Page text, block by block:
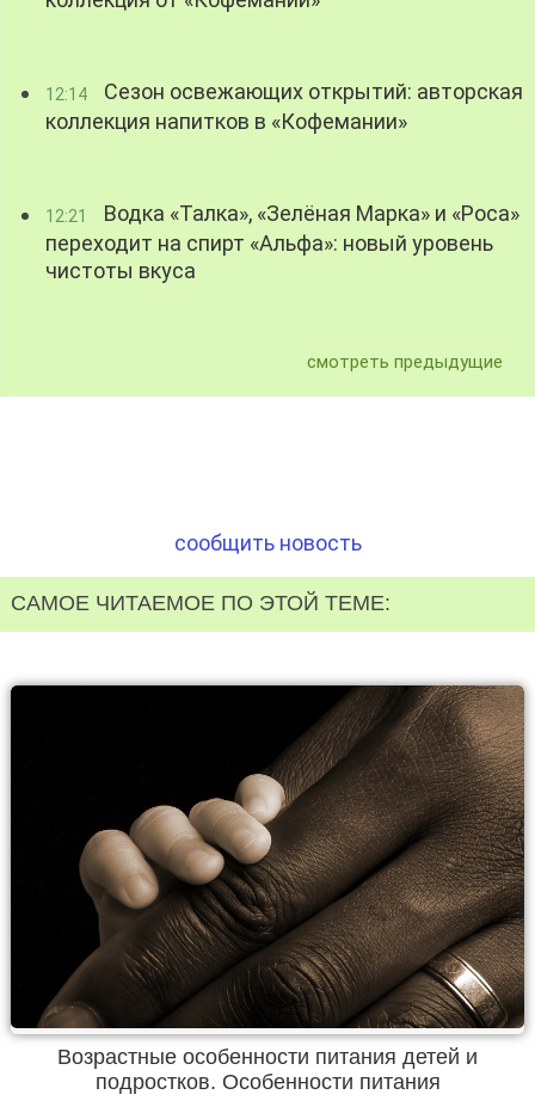
12:14
Сезон освежающих открытий: авторская
коллекция напитков в «Кофемании»
12:21
Водка «Талка», «Зелёная Марка» и «Роса»
переходит на спирт «Альфа»: новый уровень
чистоты вкуса
смотреть предыдущие
сообщить новость
САМОЕ ЧИТАЕМОЕ ПО ЭТОЙ ТЕМЕ:
Возрастные особенности питания детей и
подростков. Особенности питания